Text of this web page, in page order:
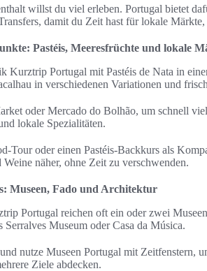
willst du viel erleben. Portugal bietet
damit du Zeit hast für lokale
Pastéis, Meeresfrüchte und lokale
Kurztrip Portugal mit Pastéis de Nata in
in verschiedenen Variationen und
oder Mercado do Bolhão, um schnell
lokale Spezialitäten.
Tour oder einen Pastéis-Backkurs als
näher, ohne Zeit zu verschwenden.
Museen, Fado und Architektur
Portugal reichen oft ein oder zwei
Serralves Museum oder Casa da Música.
nutze Museen Portugal mit Zeitfenstern,
Ziele abdecken.